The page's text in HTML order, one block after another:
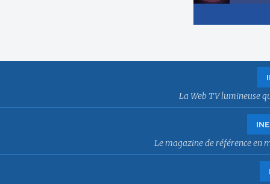
La Web TV lumineuse
Le magazine de référence en